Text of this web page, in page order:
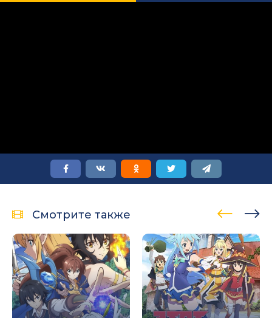
Смотрите также